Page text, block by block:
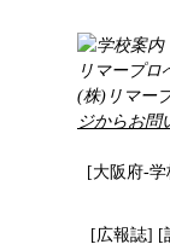
(株)リマー
ジからお問
[大阪府-
[広報誌] [